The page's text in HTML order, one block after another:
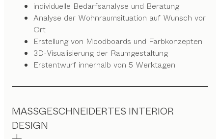
individuelle Bedarfsanalyse und Beratung
Analyse der Wohnraumsituation auf Wunsch vor
Ort
Erstellung von Moodboards und Farbkonzepten
3D-Visualisierung der Raumgestaltung
Erstentwurf innerhalb von 5 Werktagen
MASSGESCHNEIDERTES INTERIOR
DESIGN